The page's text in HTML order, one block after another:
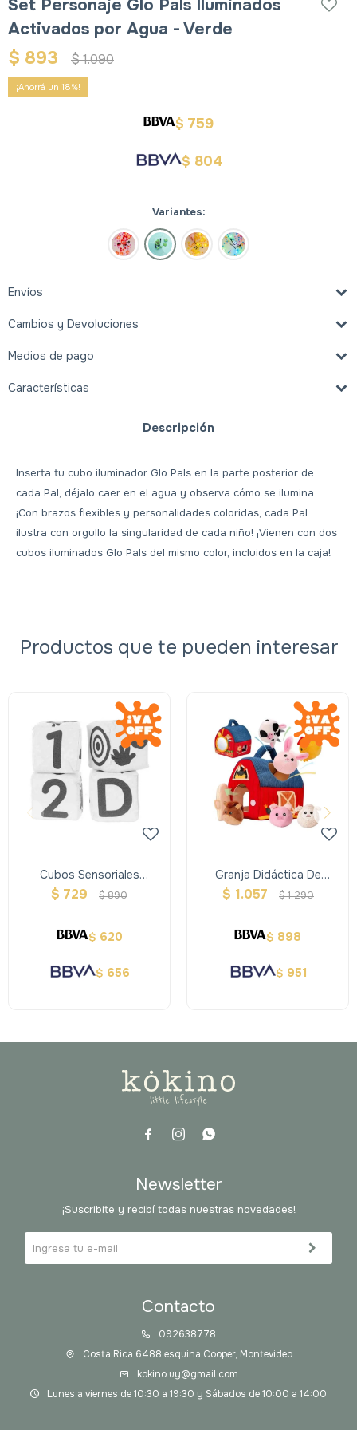
Set Personaje Glo Pals Iluminados
Activados por Agua - Verde
$ 893 $1.090
18
$ 759
$ 804
Variantes:
Envíos
Cambios y Devoluciones
Medios de pago
Características
Descripción
Inserta tu cubo iluminador Glo Pals en la parte posterior de
cada Pal, déjalo caer en el agua y observa cómo se ilumina.
¡Con brazos flexibles y personalidades coloridas, cada Pal
ilustra con orgullo la singularidad de cada niño! ¡Vienen con dos
cubos iluminados Glo Pals del mismo color, incluidos en la caja!
Productos que te pueden interesar
Cubos Sensoriales
Acolchonados
$ 729 $890
$ 620
$ 656
Granja Didáctica De
Peluche Con 6 Animalitos Y
$ 1.057 $1.290
$ 898
$ 951
  
Contacto
092638778
Costa Rica 6488 esquina Cooper, Montevideo
kokino.uy@gmail.com
Lunes a viernes de 10:30 a 19:30 y Sábados de 10:00 a 14:00
Newsletter
¡Suscribite y recibí todas nuestras novedades!